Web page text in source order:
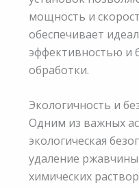
мощность и
обеспечивает
эффективностью и
обработки.
Экологичность и
Одним из важных
экологическая
удаление
химических